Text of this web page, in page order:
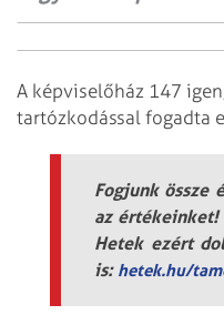
A képviselőház 147
tartózkodással fogadta
Fogjunk össze
az értékeinket!
Hetek ezért
is: hetek.hu/